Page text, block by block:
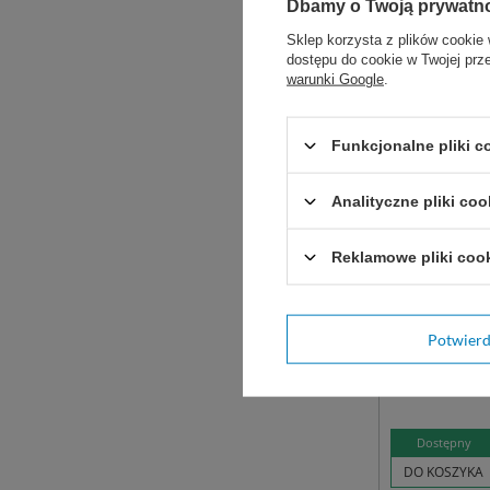
flizeliny
Dostępny
DO KOSZYKA
Dbamy o Twoją
Sklep korzysta z plików cookie
dostępu do cookie w Twojej
warunki Google
Funkcjonalne pliki
Analityczne pliki
Reklamowe pliki